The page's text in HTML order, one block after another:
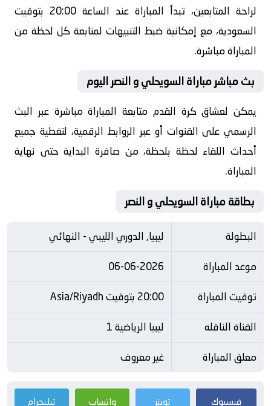
لراحة المتابعين، تبدأ المباراة عند الساعة 20:00 بتوقيت
السعودية، مع إمكانية ضبط التنبيهات لمتابعة كل لحظة من
المباراة مباشرة.
بث مباشر مباراة السويحلي و النصر اليوم
يمكن لعشاق كرة القدم متابعة المباراة مباشرة عبر البث
الرسمي على القنوات أو عبر الروابط الرقمية، لتغطية جميع
أحداث اللقاء لحظة بلحظة، من صافرة البداية حتى نهاية
المباراة.
بطاقة مباراة السويحلي و النصر
البطولة
ليبيا, الدوري الليبي - النهائي
موعد المباراة
06-06-2026
توقيت المباراة
20:00 بتوقيت Asia/Riyadh
القناة الناقله
ليبيا الرياضية 1
معلق المباراة
غير معروف
فيسبوك تويتر واتساب تيليجرام